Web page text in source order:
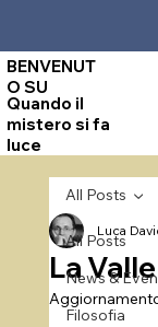
Quando il
mistero si fa
luce
BENVENUT
O SU
All Posts
News &
Filosofia
All Posts
La
Luca